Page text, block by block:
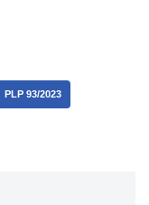
PLP 93/2023